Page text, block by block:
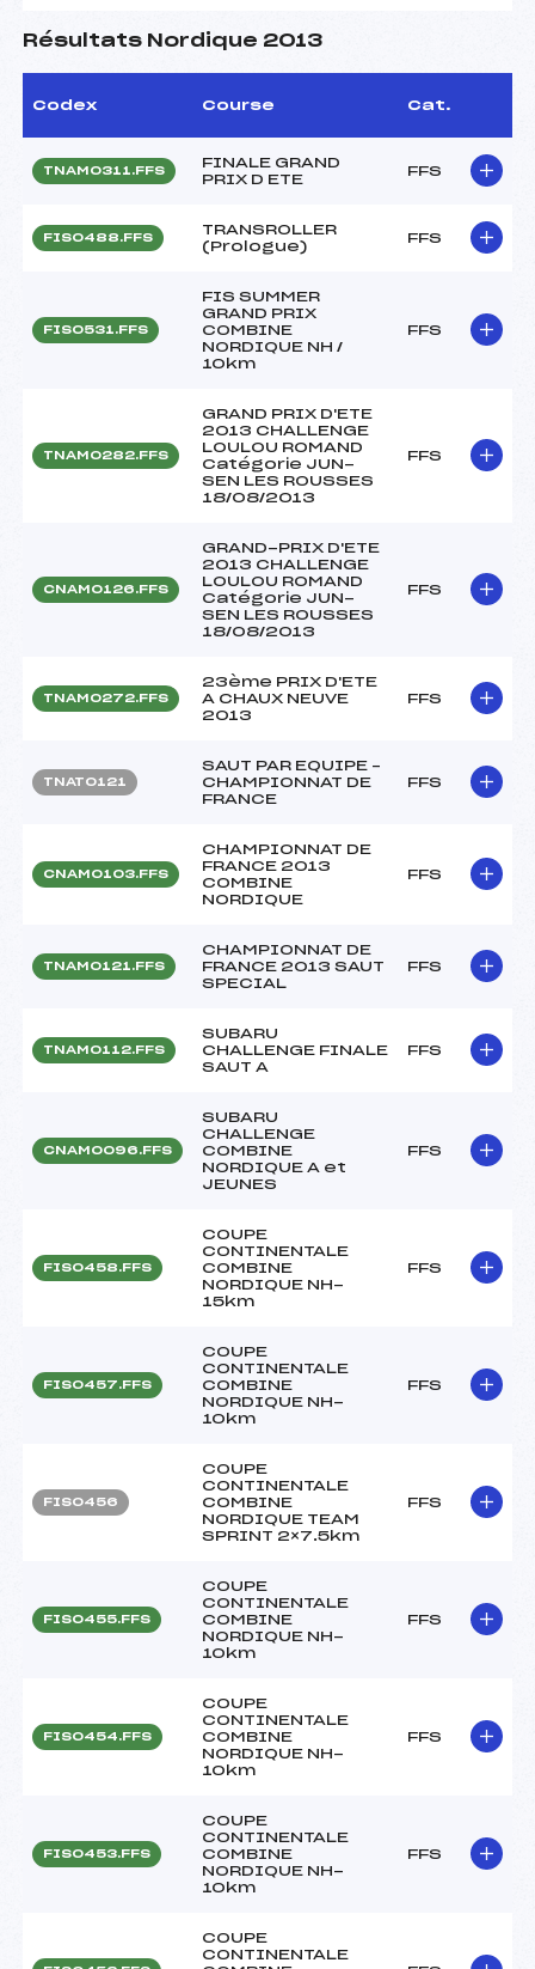
Résultats Nordique 2013
Codex Course Cat.
TNAM0311.FFS
FINALE GRAND
PRIX D ETE
FFS
FIS0488.FFS
TRANSROLLER
(Prologue)
FFS
FIS0531.FFS
FIS SUMMER
GRAND PRIX
COMBINE
NORDIQUE NH /
10km
FFS
TNAM0282.FFS
GRAND PRIX D'ETE
2013 CHALLENGE
LOULOU ROMAND
Catégorie JUN-
SEN LES ROUSSES
18/08/2013
FFS
CNAM0126.FFS
GRAND-PRIX D'ETE
2013 CHALLENGE
LOULOU ROMAND
Catégorie JUN-
SEN LES ROUSSES
18/08/2013
FFS
TNAM0272.FFS
23ème PRIX D'ETE
A CHAUX NEUVE
2013
FFS
TNAT0121
SAUT PAR EQUIPE –
CHAMPIONNAT DE
FRANCE
FFS
CNAM0103.FFS
CHAMPIONNAT DE
FRANCE 2013
COMBINE
NORDIQUE
FFS
TNAM0121.FFS
CHAMPIONNAT DE
FRANCE 2013 SAUT
SPECIAL
FFS
TNAM0112.FFS
SUBARU
CHALLENGE FINALE
SAUT A
FFS
CNAM0096.FFS
SUBARU
CHALLENGE
COMBINE
NORDIQUE A et
JEUNES
FFS
FIS0458.FFS
COUPE
CONTINENTALE
COMBINE
NORDIQUE NH-
15km
FFS
FIS0457.FFS
COUPE
CONTINENTALE
COMBINE
NORDIQUE NH-
10km
FFS
FIS0456
COUPE
CONTINENTALE
COMBINE
NORDIQUE TEAM
SPRINT 2×7.5km
FFS
FIS0455.FFS
COUPE
CONTINENTALE
COMBINE
NORDIQUE NH-
10km
FFS
FIS0454.FFS
COUPE
CONTINENTALE
COMBINE
NORDIQUE NH-
10km
FFS
FIS0453.FFS
COUPE
CONTINENTALE
COMBINE
NORDIQUE NH-
10km
FFS
COUPE
CONTINENTALE